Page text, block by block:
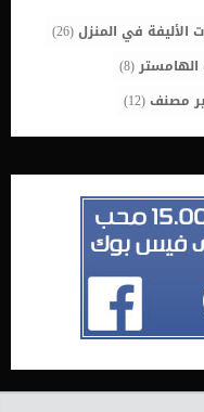
الأليفة في المنزل(26)
الهامستر(8)
مصنف(12)